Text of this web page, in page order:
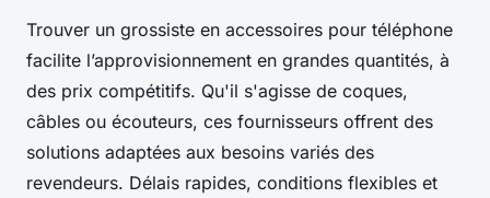
Trouver un grossiste en accessoires pour téléphone
facilite l’approvisionnement en grandes quantités, à
des prix compétitifs. Qu'il s'agisse de coques,
câbles ou écouteurs, ces fournisseurs offrent des
solutions adaptées aux besoins variés des
revendeurs. Délais rapides, conditions flexibles et